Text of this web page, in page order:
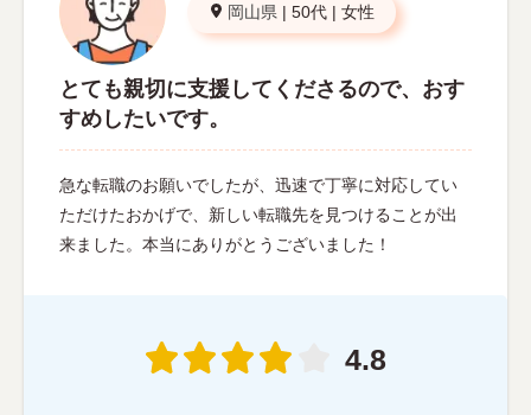
岡山県 | 50代 | 女性
とても親切に支援してくださるので、おす
すめしたいです。
急な転職のお願いでしたが、迅速で丁寧に対応してい
ただけたおかげで、新しい転職先を見つけることが出
来ました。本当にありがとうございました！
4.8